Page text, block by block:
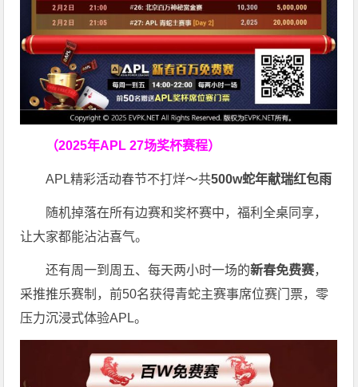
（2025年APL 27场奖杯赛程）
APL精彩活动春节不打烊～共500w蛇年献瑞红包雨
随机掉落在所有边赛和奖杯赛中，福利全桌同享，
让大家都能沾沾喜气。
还有周一到周五、每天两小时一场的新春免费赛，
采推推乐赛制，前50名获得青蛇主赛事席位赛门票，零
压力沉浸式体验APL。